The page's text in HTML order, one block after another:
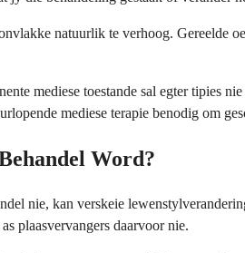
natuurlik te verhoog. Gereelde
mediese toestande sal egter tipies
mediese terapie benodig om
Word?
nie, kan verskeie
plaasvervangers daarvoor nie.